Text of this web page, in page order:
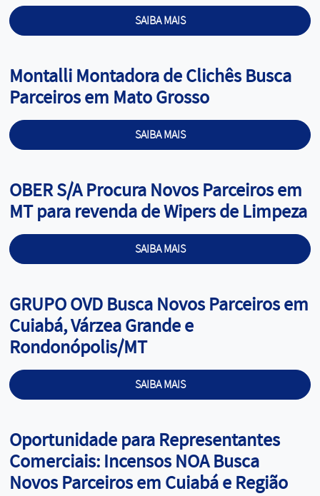
SAIBA MAIS
Cargo:
Montalli Montadora de Clichês Busca
Parceiros em Mato Grosso
SAIBA MAIS
Cargo:
OBER S/A Procura Novos Parceiros em
MT para revenda de Wipers de Limpeza
SAIBA MAIS
Cargo:
GRUPO OVD Busca Novos Parceiros em
Cuiabá, Várzea Grande e
Rondonópolis/MT
SAIBA MAIS
Cargo:
Oportunidade para Representantes
Comerciais: Incensos NOA Busca
Novos Parceiros em Cuiabá e Região